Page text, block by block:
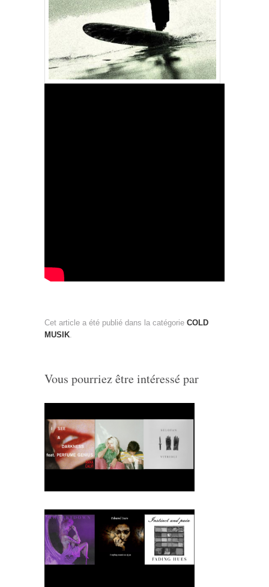
Cet article a été publié dans la catégorie COLD
MUSIK.
Vous pourriez être intéressé par